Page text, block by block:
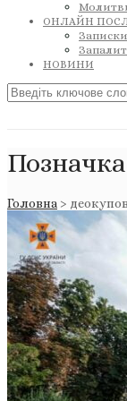
ОНЛАЙН
Записки
НОВИНИ
Головна >